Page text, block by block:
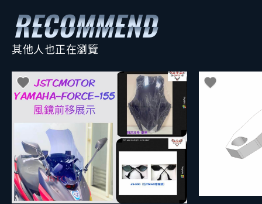
其他人也正在瀏覽